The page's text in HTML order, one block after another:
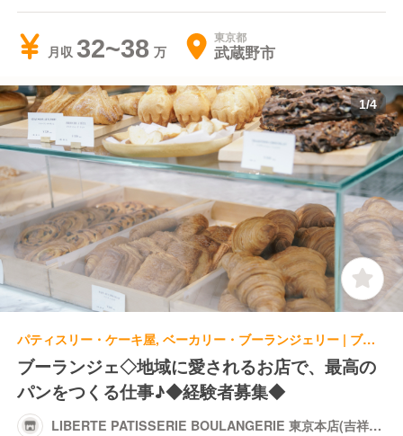
月収 32~38 東京都
武蔵野市
1/4
パティスリー・ケーキ屋, ベーカリー・ブーランジェリー | ブーランジェ・ベーカー
ブーランジェ◇地域に愛されるお店で、最高の
パンをつくる仕事♪◆経験者募集◆
LIBERTE PATISSERIE BOULANGERIE 東京本店(吉祥